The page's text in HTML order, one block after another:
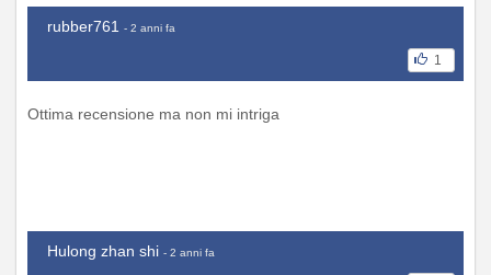
rubber761 - 2 anni fa
1
Ottima recensione ma non mi intriga
Hulong zhan shi - 2 anni fa